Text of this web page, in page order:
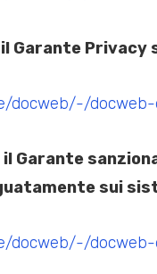
Garante Privacy
docweb/-/docweb-
Garante
sui
docweb/-/docweb-